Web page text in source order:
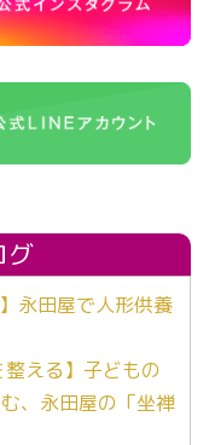
グ
永田屋で人形供養
整える】子どもの
、永田屋の「坐禅